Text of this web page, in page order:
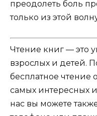
преодолеть боль
только из этой
Чтение книг — это
взрослых и детей.
бесплатное чтение
самых интересных
нас вы можете